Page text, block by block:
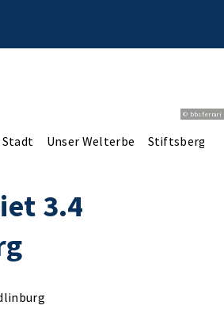
© bbsferrari
Stadt Unser Welterbe Stiftsberg
3.4